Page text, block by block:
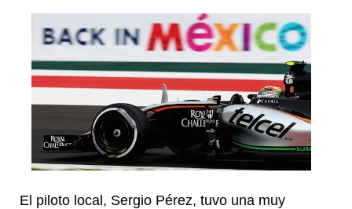
El piloto local, Sergio Pérez, tuvo una muy